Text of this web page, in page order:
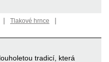
| Tlakové hrnce |
tradicí, která